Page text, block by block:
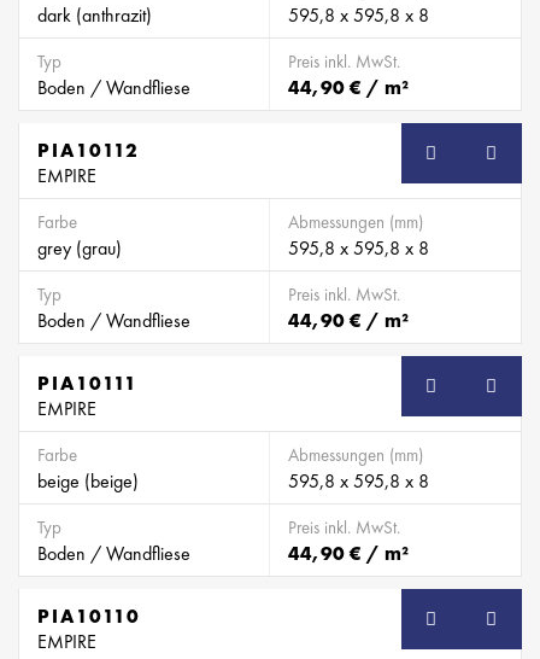
dark (anthrazit) 595,8 x 595,8 x 8
Typ
Boden / Wandfliese
Preis inkl. MwSt.
44,90 € / m²
PIA10112
EMPIRE
Farbe
grey (grau)
Abmessungen (mm)
595,8 x 595,8 x 8
Typ
Boden / Wandfliese
Preis inkl. MwSt.
44,90 € / m²
PIA10111
EMPIRE
Farbe
beige (beige)
Abmessungen (mm)
595,8 x 595,8 x 8
Typ
Boden / Wandfliese
Preis inkl. MwSt.
44,90 € / m²
PIA10110
EMPIRE